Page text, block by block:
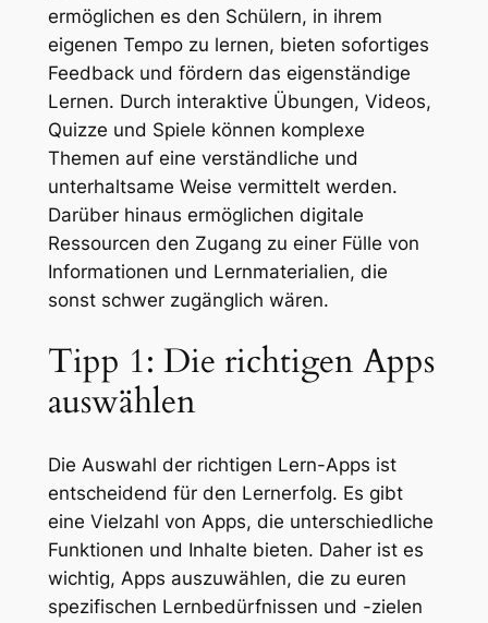
ermöglichen es den Schülern, in ihrem
eigenen Tempo zu lernen, bieten sofortiges
Feedback und fördern das eigenständige
Lernen. Durch interaktive Übungen, Videos,
Quizze und Spiele können komplexe
Themen auf eine verständliche und
unterhaltsame Weise vermittelt werden.
Darüber hinaus ermöglichen digitale
Ressourcen den Zugang zu einer Fülle von
Informationen und Lernmaterialien, die
sonst schwer zugänglich wären.
Tipp 1: Die richtigen Apps
auswählen
Die Auswahl der richtigen Lern-Apps ist
entscheidend für den Lernerfolg. Es gibt
eine Vielzahl von Apps, die unterschiedliche
Funktionen und Inhalte bieten. Daher ist es
wichtig, Apps auszuwählen, die zu euren
spezifischen Lernbedürfnissen und -zielen